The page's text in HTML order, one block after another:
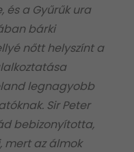
és a Gyűrűk ura
bárki
nőtt helyszínt a
legnagyobb
Sir Peter
bebizonyította,
mert az álmok